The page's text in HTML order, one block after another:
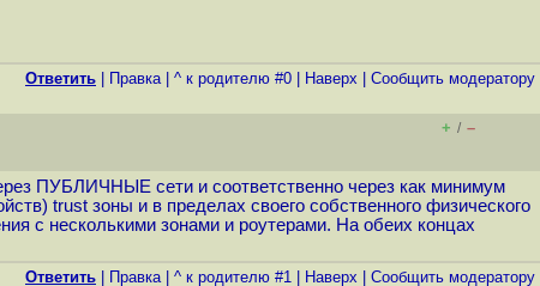
Ответить Правка| ^ к родителю #0 Наверх Cообщить модератору
+ / –
ПУБЛИЧНЫЕ сети и соответственно через как минимум
trust зоны и в пределах своего собственного физического
с несколькими зонами и роутерами. На обеих концах
Ответить Правка| ^ к родителю #1 Наверх Cообщить модератору